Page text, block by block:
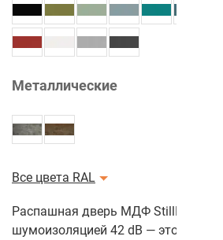
Металлические
Все цвета RAL
Распашная дверь МДФ
шумоизоляцией 42 dB — это